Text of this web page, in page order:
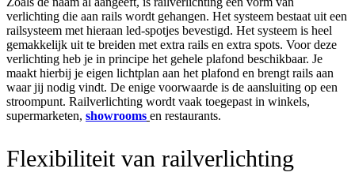
verlichting die aan rails wordt gehangen. Het systeem bestaat uit een
railsysteem met hieraan led-spotjes bevestigd. Het systeem is heel
gemakkelijk uit te breiden met extra rails en extra spots. Voor deze
verlichting heb je in principe het gehele plafond beschikbaar. Je
maakt hierbij je eigen lichtplan aan het plafond en brengt rails aan
waar jij nodig vindt. De enige voorwaarde is de aansluiting op een
stroompunt. Railverlichting wordt vaak toegepast in winkels,
supermarketen, showrooms en restaurants.
Flexibiliteitvan railverlichting